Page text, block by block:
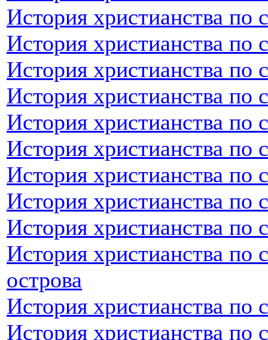
История христианства по
История христианства
История христианства по
История христианства по
История христианства по
История христианства по
История христианства
История христианства по
История христианства по
История христианства
острова
История христианства по
История христианства